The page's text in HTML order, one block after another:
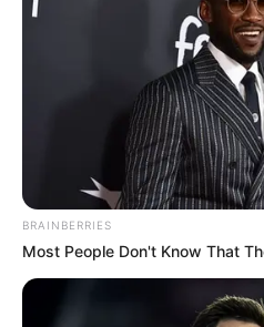
Tarifas especiales para
adultos mayores, a
beneficiarse de tarifas
TransMiCable y SITP.
la movilidad de una
población que ha
TuLlave Plus Especial
discapacidad
con discapacidad
subsidio mensual de
TuLlave Plus Especial.
es que no se aplican
BRAINBERRIES
Most People Don't Know That